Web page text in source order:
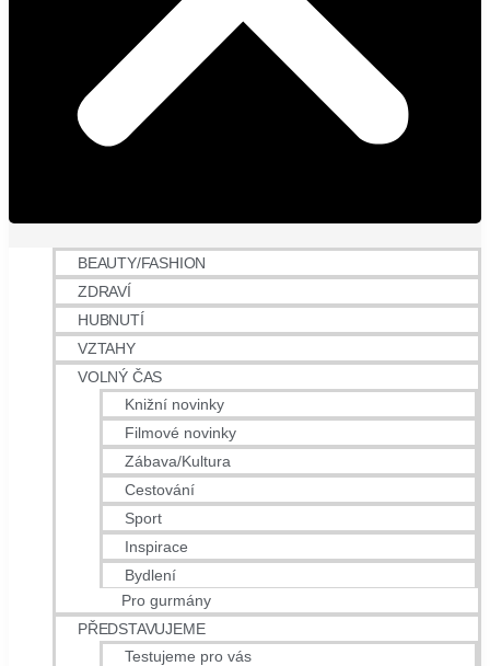
BEAUTY/FASHION
ZDRAVÍ
HUBNUTÍ
VZTAHY
VOLNÝ ČAS
Knižní novinky
Filmové novinky
Zábava/Kultura
Cestování
Sport
Inspirace
Bydlení
Pro gurmány
PŘEDSTAVUJEME
Testujeme pro vás